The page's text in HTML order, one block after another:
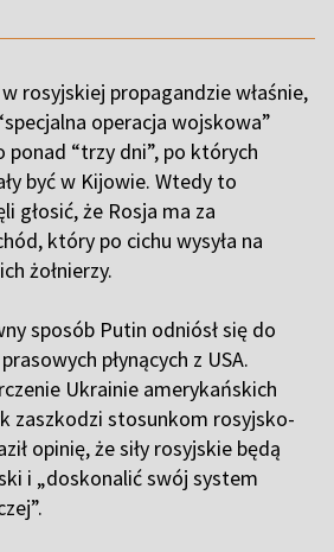
rosyjskiej propagandzie właśnie,
operacja wojskowa”
ponad “trzy dni”, po których
być w Kijowie. Wtedy to
głosić, że Rosja ma za
który po cichu wysyła na
żołnierzy.
sposób Putin odniósł się do
płynących z USA.
Ukrainie amerykańskich
zaszkodzi stosunkom rosyjsko-
opinię, że siły rosyjskie będą
i „doskonalić swój system